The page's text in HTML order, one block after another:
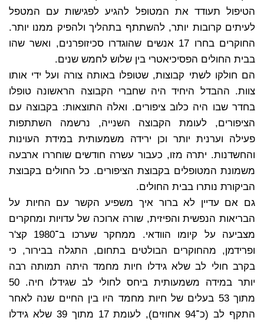
הטיפול תעודד את המטופל להגיע לפגישות עם המטפל
לעיתים קרובות יותר, להשתתף בתהליך ולהפיק ממנו יותר.
החוקרים בחרו 17 אנשים שהוגדרו סכיזופרנים, ואשר שהו
בבית החולים הפסיכיאטרי בין שלוש לחמש שנים.
הם חולקו לשתי קבוצות, שטופלו באותה צורה ועל ידי אותו
צוות. ההבדל היחיד היה שחברי הקבוצה הראשונה טופלו
בחדר שבו היה כלוב ציפורים. ואלה התוצאות: בקבוצה עם
הציפורים, לעומת הקבוצה השנייה, נרשמה השתתפות
פעילה וערנית יותר וכן ירידה משמעותית במידת העוינות
והחשדנות. יתרה מזו, כעבור עשרה חודשים שוחררו ארבעה
משמונת המטופלים בקבוצת הציפורים. כל החולים בקבוצת
הביקורת נותרו בבית החולים.
גם אם עדיין לא ברור איך משפיע הקשר עם החיות על
הבריאות הנפשית והפיזית, שורה ארוכה של עדויות ומחקרים
מצביעה על קיומו הוודאי. ממחקר שערכו ב־1980 קצ'ר
ופרידמן, מהחוקרים הבולטים בתחום, התגלה בבירור, כי
בקרב חולי לב שלא גידלו חיות מחמד היתה תמותה רבה
יותר במידה משמעותית ביחס לחולי לב שגידלו חיה. 50
מתוך 53 בעלים של חיות מחמד היו בין החיים שנה לאחר
התקף לב (כ־94 אחוזים), לעומת 17 מתוך 39 שלא גידלו